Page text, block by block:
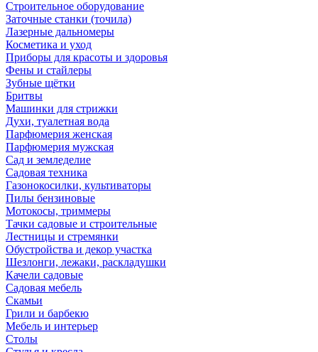
Строительное оборудование
Заточные станки (точила)
Лазерные дальномеры
Косметика и уход
Приборы для красоты и здоровья
Фены и стайлеры
Зубные щётки
Бритвы
Машинки для стрижки
Духи, туалетная вода
Парфюмерия женская
Парфюмерия мужская
Сад и земледелие
Садовая техника
Газонокосилки, культиваторы
Пилы бензиновые
Мотокосы, триммеры
Тачки садовые и строительные
Лестницы и стремянки
Обустройства и декор участка
Шезлонги, лежаки, раскладушки
Качели садовые
Садовая мебель
Скамьи
Грили и барбекю
Мебель и интерьер
Столы